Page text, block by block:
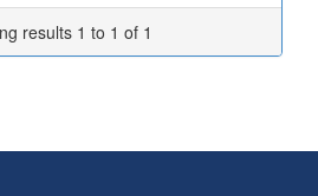
results 1 to 1 of 1